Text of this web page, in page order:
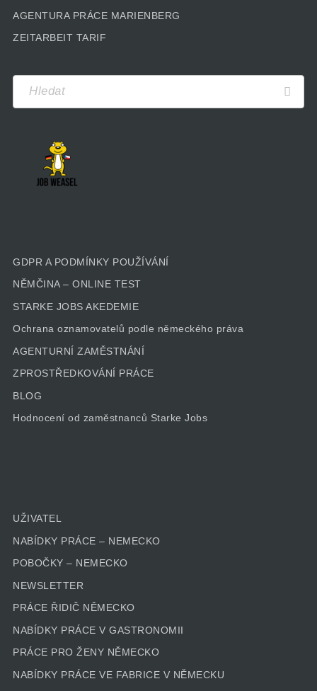
AGENTURA PRÁCE MARIENBERG
ZEITARBEIT TARIF
GDPR A PODMÍNKY POUŽÍVÁNÍ
NĚMČINA – ONLINE TEST
STARKE JOBS AKEDEMIE
Ochrana oznamovatelů podle německého práva
AGENTURNÍ ZAMĚSTNÁNÍ
ZPROSTŘEDKOVÁNÍ PRÁCE
BLOG
Hodnocení od zaměstnanců Starke Jobs
UŽIVATEL
NABÍDKY PRÁCE – NEMECKO
POBOČKY – NEMECKO
NEWSLETTER
PRÁCE ŘIDIČ NĚMECKO
NABÍDKY PRÁCE V GASTRONOMII
PRÁCE PRO ŽENY NĚMECKO
NABÍDKY PRÁCE VE FABRICE V NĚMECKU